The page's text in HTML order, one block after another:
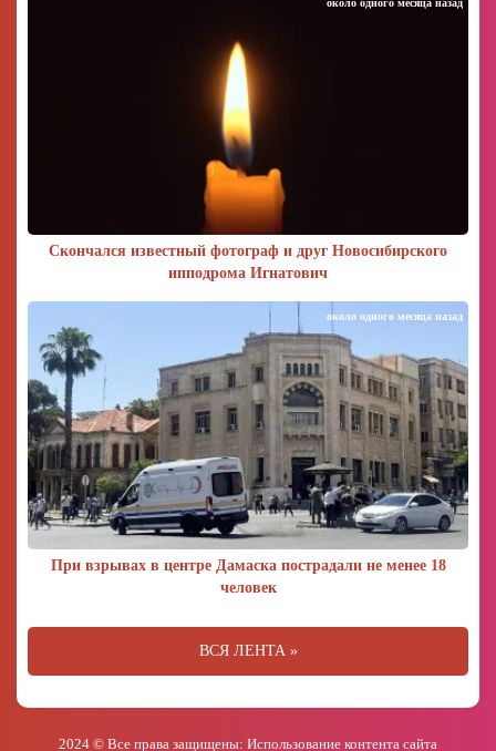
Скончался известный фотограф и друг Новосибирского
ипподрома Игнатович
При взрывах в центре Дамаска пострадали не менее 18
человек
около одного месяца назад
ВСЯ ЛЕНТА »
2024 © Все права защищены: Использование контента сайта